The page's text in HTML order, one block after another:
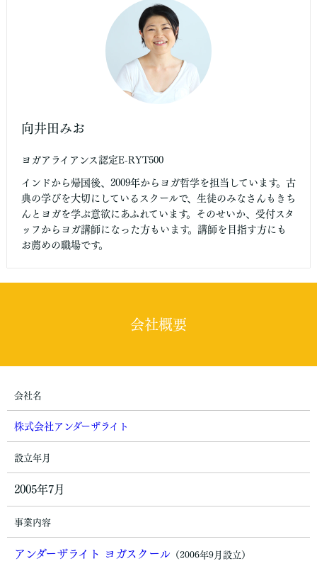
向井田みお
ヨガアライアンス認定E-RYT500
インドから帰国後、2009年からヨガ哲学を担当しています。古
典の学びを大切にしているスクールで、生徒のみなさんもきち
んとヨガを学ぶ意欲にあふれています。そのせいか、受付スタ
ッフからヨガ講師になった方もいます。講師を目指す方にも
お薦めの職場です。
会社概要
会社名
株式会社アンダーザライト
設立年月
2005年7月
事業内容
アンダーザライト ヨガスクール （2006年9月設立）